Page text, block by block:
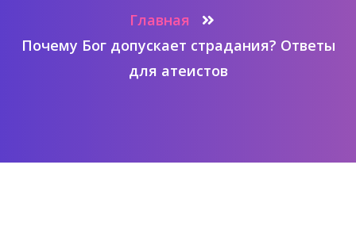
Главная
Почему Бог допускает страдания? Ответы
для атеистов